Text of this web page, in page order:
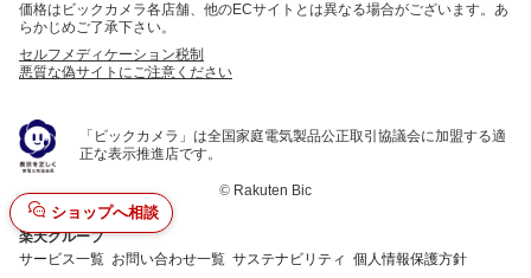
ショップへ相談
価格はビックカメラ各店舗、他のECサイトとは異なる場合がございます。あ
らかじめご了承下さい。
セルフメディケーション税制
悪質な偽サイトにご注意ください
「ビックカメラ」は全国家庭電気製品公正取引協議会に加盟する適
正な表示推進店です。
© Rakuten Bic
楽天グループ
サービス一覧 お問い合わせ一覧 サステナビリティ 個人情報保護方針